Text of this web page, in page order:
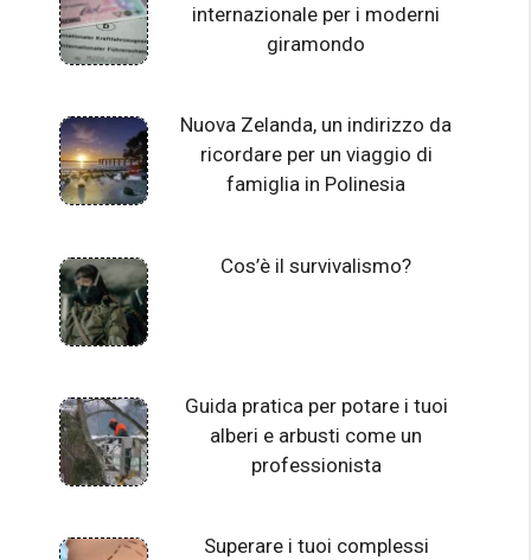
internazionale per i moderni
giramondo
Nuova Zelanda, un indirizzo da
ricordare per un viaggio di
famiglia in Polinesia
Cos’è il survivalismo?
Guida pratica per potare i tuoi
alberi e arbusti come un
professionista
Superare i tuoi complessi